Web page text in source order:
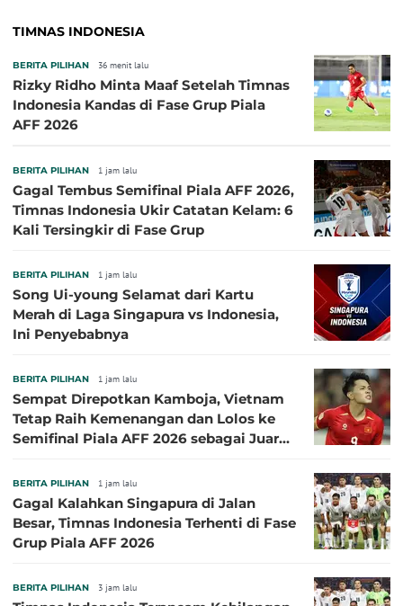
TIMNAS INDONESIA
BERITA PILIHAN 36 menit lalu
Rizky Ridho Minta Maaf Setelah Timnas
Indonesia Kandas di Fase Grup Piala
AFF 2026
BERITA PILIHAN 1 jam lalu
Gagal Tembus Semifinal Piala AFF 2026,
Timnas Indonesia Ukir Catatan Kelam: 6
Kali Tersingkir di Fase Grup
BERITA PILIHAN 1 jam lalu
Song Ui-young Selamat dari Kartu
Merah di Laga Singapura vs Indonesia,
Ini Penyebabnya
BERITA PILIHAN 1 jam lalu
Sempat Direpotkan Kamboja, Vietnam
Tetap Raih Kemenangan dan Lolos ke
Semifinal Piala AFF 2026 sebagai Juara
BERITA PILIHAN 1 jam lalu
Gagal Kalahkan Singapura di Jalan
Besar, Timnas Indonesia Terhenti di Fase
Grup Piala AFF 2026
BERITA PILIHAN 3 jam lalu